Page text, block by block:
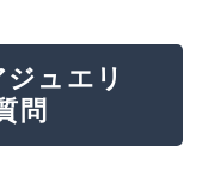
ュエリ
問